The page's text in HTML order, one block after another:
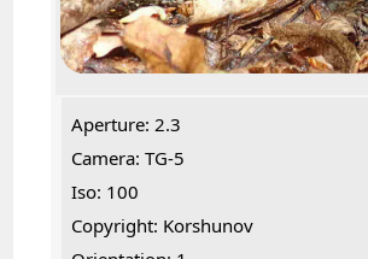
Aperture: 2.3
Camera: TG-5
Iso: 100
Copyright: Korshunov